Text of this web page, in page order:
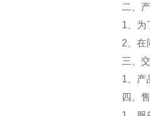
二、
1、为
2、在
三、
1、产
四、